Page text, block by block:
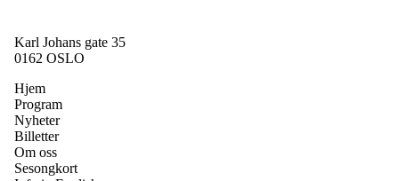
Karl Johans gate 35
0162 OSLO
Hjem
Program
Nyheter
Billetter
Om oss
Sesongkort